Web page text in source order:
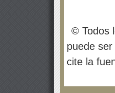
© Todos
puede
cite la